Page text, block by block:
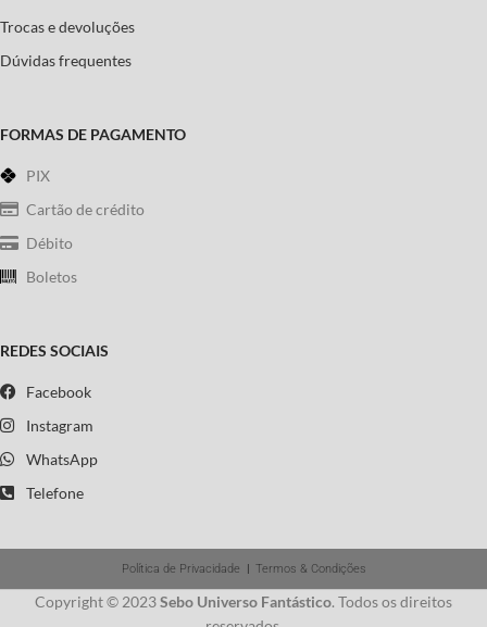
Trocas e devoluções
Dúvidas frequentes
FORMAS DE PAGAMENTO
PIX
Cartão de crédito
Débito
Boletos
REDES SOCIAIS
Facebook
Instagram
WhatsApp
Telefone
Política de Privacidade | Termos & Condições
Copyright © 2023Sebo Universo Fantástico. Todos os direitos